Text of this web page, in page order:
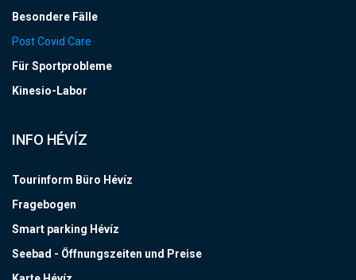
Besondere Fälle
Post Covid Care
Für Sportprobleme
Kinesio-Labor
INFO HÉVÍZ
Tourinform Büro Hévíz
Fragebogen
Smart parking Hévíz
Seebad - Öffnungszeiten und Preise